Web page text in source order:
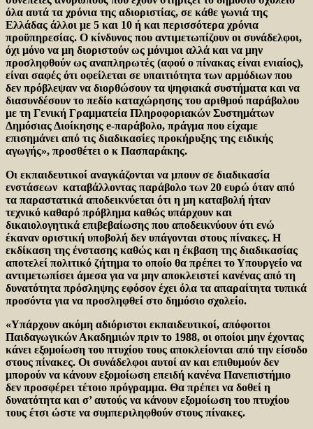
όλα αυτά τα χρόνια της αδιοριστίας, σε κάθε γωνιά της
Ελλάδας άλλοι με 5 και 10 ή και περισσότερα χρόνια
προϋπηρεσίας. Ο κίνδυνος που αντιμετωπίζουν οι συνάδελφοι,
όχι μόνο να μη διοριστούν ως μόνιμοι αλλά και να μην
προσληφθούν ως αναπληρωτές (αφού ο πίνακας είναι ενιαίος),
είναι σαφές ότι οφείλεται σε υπαιτιότητα των αρμόδιων που
δεν πρόβλεψαν να διορθώσουν τα ψηφιακά συστήματα και να
διασυνδέσουν το πεδίο καταχώρησης του αριθμού παράβολου
με τη Γενική Γραμματεία Πληροφοριακών Συστημάτων
Δημόσιας Διοίκησης e-παράβολο, πράγμα που είχαμε
επισημάνει από τις διαδικασίες προκήρυξης της ειδικής
αγωγής», προσθέτει ο κ Πασπαράκης.
Οι εκπαιδευτικοί αναγκάζονται να μπουν σε διαδικασία
ενστάσεων καταβάλλοντας παράβολο των 20 ευρώ όταν από
τα παραστατικά αποδεικνύεται ότι η μη καταβολή ήταν
τεχνικό καθαρό πρόβλημα καθώς υπάρχουν και
δικαιολογητικά επιβεβαίωσης που αποδεικνύουν ότι ενώ
έκαναν οριστική υποβολή δεν υπάγονται στους πίνακες. Η
εκδίκαση της ένστασης καθώς και η έκβαση της διαδικασίας
αποτελεί πολιτικό ζήτημα το οποίο θα πρέπει το Υπουργείο να
αντιμετωπίσει άμεσα για να μην αποκλειστεί κανένας από τη
δυνατότητα πρόσληψης εφόσον έχει όλα τα απαραίτητα τυπικά
προσόντα για να προσληφθεί στο δημόσιο σχολείο.
«Υπάρχουν ακόμη αδιόριστοι εκπαιδευτικοί, απόφοιτοι
Παιδαγωγικών Ακαδημιών πριν το 1988, οι οποίοι μην έχοντας
κάνει εξομοίωση του πτυχίου τους αποκλείονται από την είσοδο
στους πίνακες. Οι συνάδελφοι αυτοί αν και επιθυμούν δεν
μπορούν να κάνουν εξομοίωση επειδή κανένα Πανεπιστήμιο
δεν προσφέρει τέτοιο πρόγραμμα. Θα πρέπει να δοθεί η
δυνατότητα και σ’ αυτούς να κάνουν εξομοίωση του πτυχίου
τους έτσι ώστε να συμπεριληφθούν στους πίνακες.